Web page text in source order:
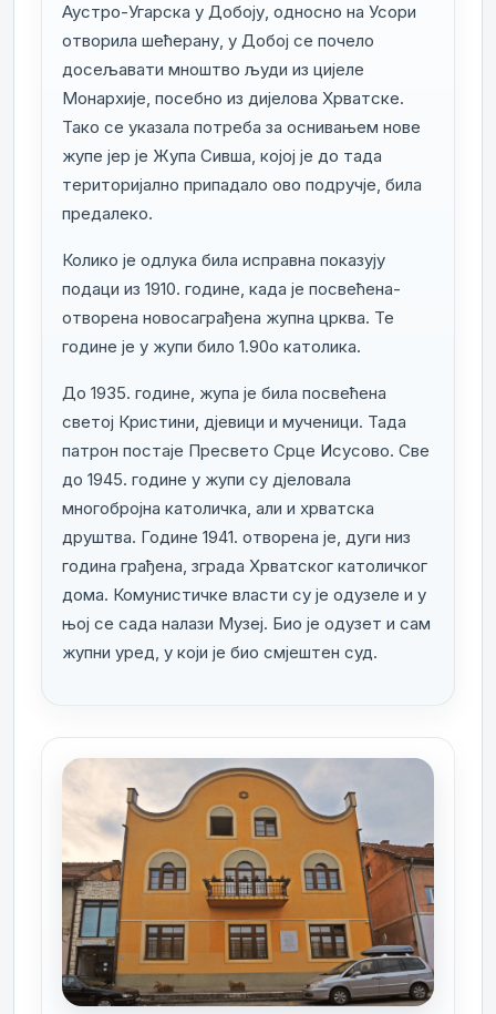
Аустро-Угарска у Добоју, односно на Усори
отворила шећерану, у Добој се почело
досељавати мноштво људи из цијеле
Монархије, посебно из дијелова Хрватске.
Тако се указала потреба за оснивањем нове
жупе јер је Жупа Сивша, којој је до тада
територијално припадало ово подручје, била
предалеко.
Колико је одлука била исправна показују
подаци из 1910. године, када је посвећена-
отворена новосаграђена жупна црква. Те
године је у жупи било 1.90о католика.
До 1935. године, жупа је била посвећена
светој Кристини, дјевици и мученици. Тада
патрон постаје Пресвето Срце Исусово. Све
до 1945. године у жупи су дјеловала
многобројна католичка, али и хрватска
друштва. Године 1941. отворена је, дуги низ
година грађена, зграда Хрватског католичког
дома. Комунистичке власти су је одузеле и у
њој се сада налази Музеј. Био је одузет и сам
жупни уред, у који је био смјештен суд.